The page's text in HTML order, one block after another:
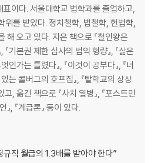
의 도덕 182
우하기 183
가? 197
이다. 서울대학교 법학과를 졸업하고,
위를 받았다. 정치철학, 법철학, 헌법학,
해 오고 있다. 지은 책으로 『철인왕은
『기본권 제한 심사의 법익 형량』, 『삶은
인가는 틀렸다』, 『이것이 공부다』, 『너
는 콜버그의 호프집』, 『탈학교의 상상
고, 옮긴 책으로 『사치 열병』, 『포스트민
, 『계급론』 등이 있다.
규직 월급의 1.3배를 받아야 한다”